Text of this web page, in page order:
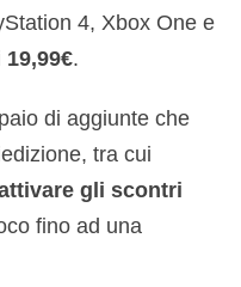
4, Xbox One e
19,99€.
di aggiunte che
tra cui
gli scontri
fino ad una